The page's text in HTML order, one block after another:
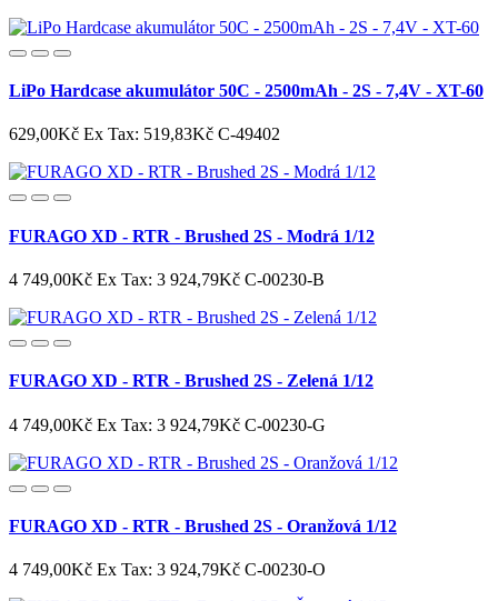
LiPo Hardcase akumulátor 50C - 2500mAh - 2S - 7,4V - XT-60
629,00Kč Ex Tax: 519,83Kč C-49402
FURAGO XD - RTR - Brushed 2S - Modrá 1/12
4 749,00Kč Ex Tax: 3 924,79Kč C-00230-B
FURAGO XD - RTR - Brushed 2S - Zelená 1/12
4 749,00Kč Ex Tax: 3 924,79Kč C-00230-G
FURAGO XD - RTR - Brushed 2S - Oranžová 1/12
4 749,00Kč Ex Tax: 3 924,79Kč C-00230-O